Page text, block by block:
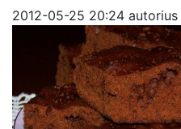
2012-05-25 20:24 autorius